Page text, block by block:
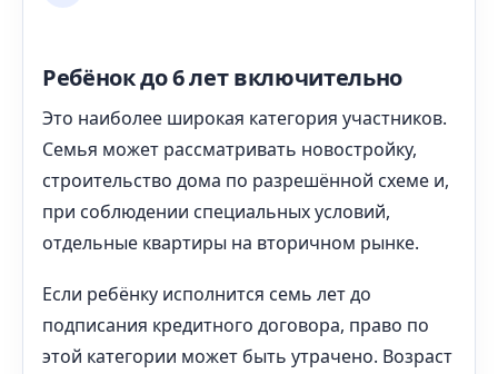
Ребёнок до 6 лет включительно
Это наиболее широкая категория участников.
Семья может рассматривать новостройку,
строительство дома по разрешённой схеме и,
при соблюдении специальных условий,
отдельные квартиры на вторичном рынке.
Если ребёнку исполнится семь лет до
подписания кредитного договора, право по
этой категории может быть утрачено. Возраст